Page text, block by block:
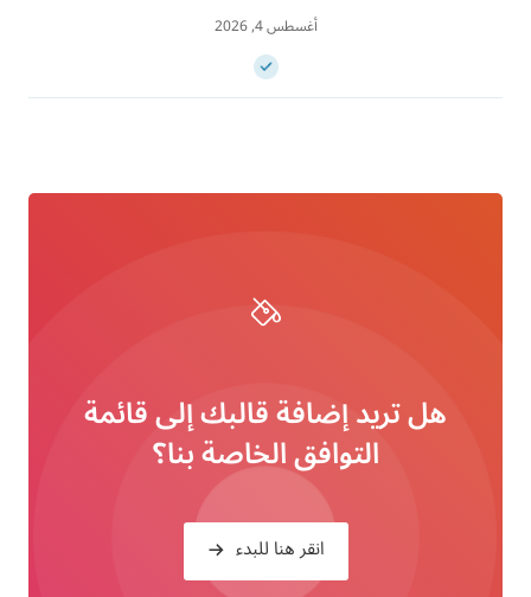
أغسطس 4, 2026
هل تريد إضافة قالبك إلى قائمة
التوافق الخاصة بنا؟
انقر هنا للبدء